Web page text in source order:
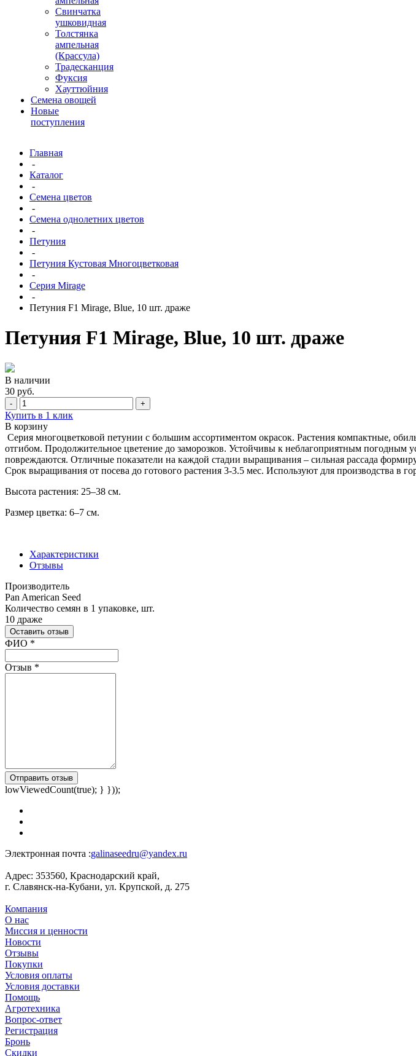
Свинчатка
ушковидная
Толстянка
ампельная
(Крассула)
Традесканция
Фуксия
Хауттюйния
Семена овощей
Новые
поступления
Главная
-
Каталог
-
Семена цветов
-
Семена однолетних цветов
-
Петуния
-
Петуния Кустовая Многоцветковая
-
Серия Mirage
-
Петуния F1 Mirage, Blue, 10 шт. драже
Петуния F1 Mirage, Blue, 10 шт. драже
В наличии
30 руб.
- +
Купить в 1 клик
В корзину
Серия многоцветковой петунии с большим ассортиментом окрасок. Растения компактные,
отгибом. Продолжительное цветение до заморозков. Устойчивы к неблагоприятным
повреждаются. Отличные показатели на каждой стадии выращивания – сильная рассада
Срок выращивания от посева до готового растения 3-3.5 мес. Используют для производства в
Высота растения: 25–38 см.
Размер цветка: 6–7 см.
Характеристики
Отзывы
Производитель
Pan American Seed
Количество семян в 1 упаковке, шт.
10 драже
Оставить отзыв
Ваш отзыв был отправлен!
ФИО *
Отзыв *
Отправить отзыв
lowViewedCount(true); } }));
Электронная почта :galinaseedru@yandex.ru
Адрес: 353560, Краснодарский край,
г. Славянск-на-Кубани, ул. Крупской, д. 275
Компания
О нас
Миссия и ценности
Новости
Отзывы
Покупки
Условия оплаты
Условия доставки
Помощь
Агротехника
Вопрос-ответ
Регистрация
Бронь
Скидки